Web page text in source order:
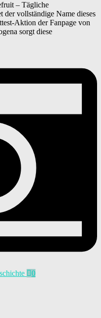
– Tägliche
der vollständige Name dieses
Aktion der Fanpage von
sorgt diese
0